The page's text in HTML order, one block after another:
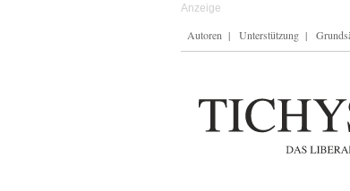
Autoren Unterstützung